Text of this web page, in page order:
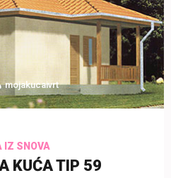
mojakucaivrt
IZ SNOVA
KUĆA TIP 59